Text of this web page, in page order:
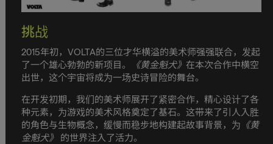
挑战
2015年初，VOLTA的三位才华横溢的美术师强强联合，发起
了一个雄心勃勃的新项目。
《黄金魁犬》 在本次合作中横空
出世，这个宇宙将成为一场史诗冒险的舞台。
在开发初期，我们的美术师展开了紧密合作，精心设计了各
种元素，为游戏的美术风格奠定了基石。这带来了引人入胜
的角色与生物概念，缓慢而稳步地构建起故事背景，为 《黄
金魁犬》
的世界注入了活力。